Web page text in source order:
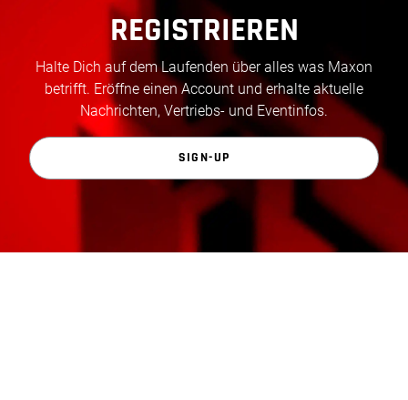
REGISTRIEREN
Halte Dich auf dem Laufenden über alles was Maxon
betrifft. Eröffne einen Account und erhalte aktuelle
Nachrichten, Vertriebs- und Eventinfos.
SIGN-UP